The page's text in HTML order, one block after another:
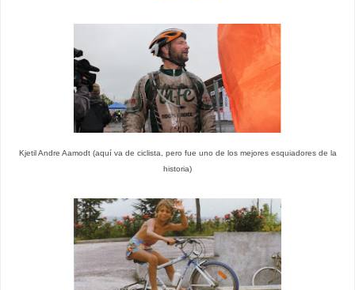
Kjetil Andre Aamodt (aquí va de ciclista, pero fue uno de los mejores esquiadores de la
historia)